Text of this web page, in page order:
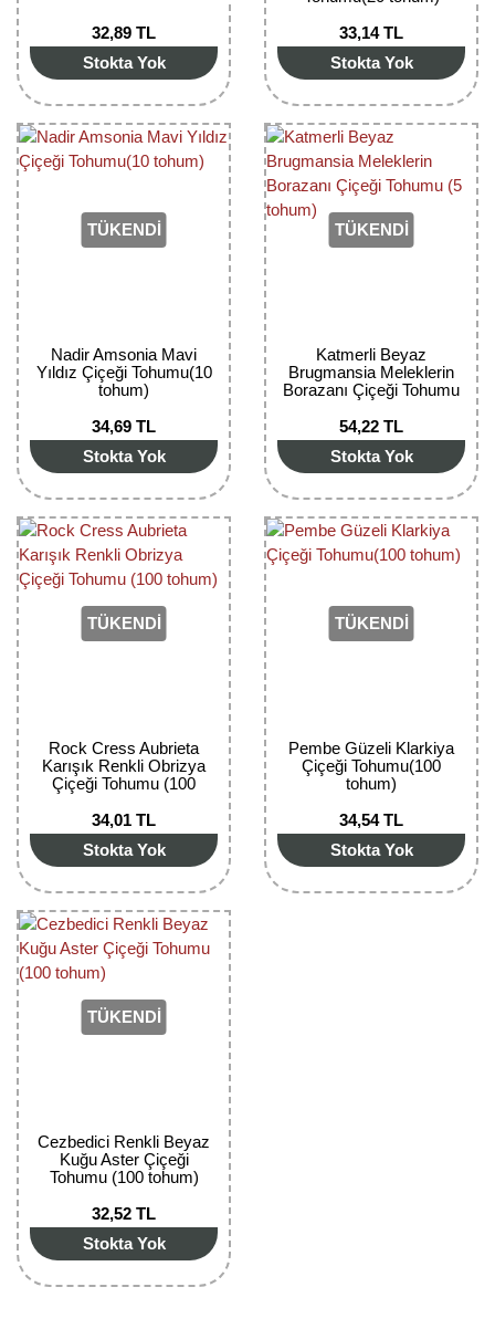
32,89 TL
Stokta Yok
33,14 TL
Stokta Yok
TÜKENDİ
Nadir Amsonia Mavi
Yıldız Çiçeği Tohumu(10
tohum)
34,69 TL
Stokta Yok
TÜKENDİ
Katmerli Beyaz
Brugmansia Meleklerin
Borazanı Çiçeği Tohumu
54,22 TL
Stokta Yok
TÜKENDİ
Rock Cress Aubrieta
Karışık Renkli Obrizya
Çiçeği Tohumu (100
34,01 TL
Stokta Yok
TÜKENDİ
Pembe Güzeli Klarkiya
Çiçeği Tohumu(100
tohum)
34,54 TL
Stokta Yok
TÜKENDİ
Cezbedici Renkli Beyaz
Kuğu Aster Çiçeği
Tohumu (100 tohum)
32,52 TL
Stokta Yok
Nar Fidanı
Narenciye Fidanları
Nektarin Fidanı
Pepino Fidanı
Trabzon Hurması Fidanı
Üzüm Fidanı
Vişne Fidanı
Yaban Mersini Fidanı
Zeytin Fidanı